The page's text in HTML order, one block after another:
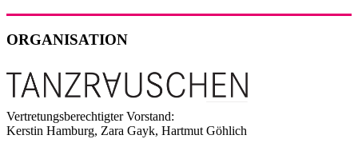
ORGANISATION
Vertretungsberechtigter Vorstand:
Kerstin Hamburg, Zara Gayk, Hartmut Göhlich